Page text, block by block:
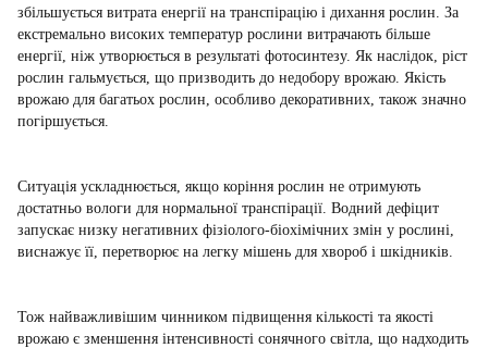
збільшується витрата енергії на транспірацію і дихання рослин. За
екстремально високих температур рослини витрачають більше
енергії, ніж утворюється в результаті фотосинтезу. Як наслідок, ріст
рослин гальмується, що призводить до недобору врожаю. Якість
врожаю для багатьох рослин, особливо декоративних, також значно
погіршується.
Ситуація ускладнюється, якщо коріння рослин не отримують
достатньо вологи для нормальної транспірації. Водний дефіцит
запускає низку негативних фізіолого-біохімічних змін у рослині,
виснажує її, перетворює на легку мішень для хвороб і шкідників.
Тож найважливішим чинником підвищення кількості та якості
врожаю є зменшення інтенсивності сонячного світла, що надходить